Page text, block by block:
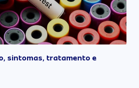
sintomas, tratamento e